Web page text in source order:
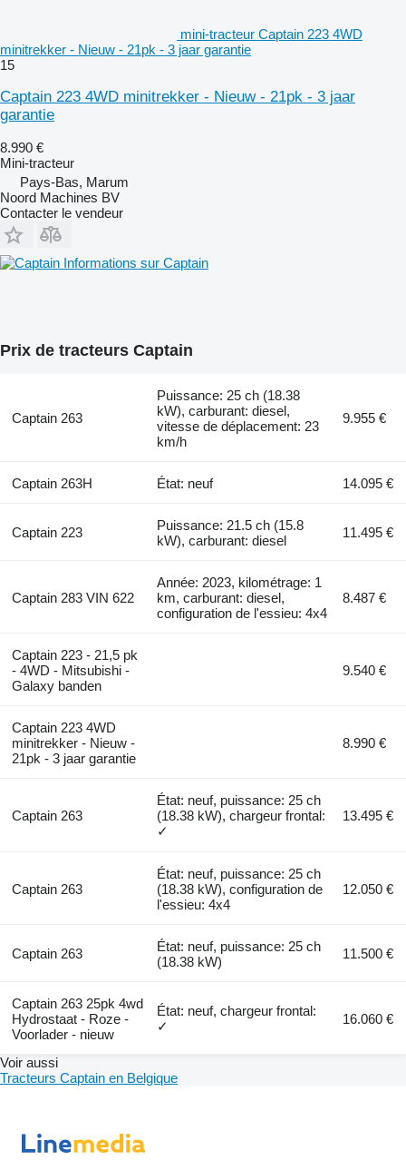
mini-tracteur Captain 223 4WD
minitrekker - Nieuw - 21pk - 3 jaar garantie
15
Captain 223 4WD minitrekker - Nieuw - 21pk - 3 jaar
garantie
8.990 €
Mini-tracteur
Pays-Bas, Marum
Noord Machines BV
Contacter le vendeur
Informations sur Captain
Prix de tracteurs Captain
Captain 263
Puissance: 25 ch (18.38
kW), carburant: diesel,
vitesse de déplacement: 23
km/h
9.955 €
Captain 263H État: neuf 14.095 €
Captain 223
Puissance: 21.5 ch (15.8
kW), carburant: diesel
11.495 €
Captain 283 VIN 622
Année: 2023, kilométrage: 1
km, carburant: diesel,
configuration de l'essieu: 4x4
8.487 €
Captain 223 - 21,5 pk
- 4WD - Mitsubishi -
Galaxy banden
9.540 €
Captain 223 4WD
minitrekker - Nieuw -
21pk - 3 jaar garantie
8.990 €
Captain 263
État: neuf, puissance: 25 ch
(18.38 kW), chargeur frontal:
✓
13.495 €
Captain 263
État: neuf, puissance: 25 ch
(18.38 kW), configuration de
l'essieu: 4x4
12.050 €
Captain 263
État: neuf, puissance: 25 ch
(18.38 kW)
11.500 €
Captain 263 25pk 4wd
Hydrostaat - Roze -
Voorlader - nieuw
État: neuf, chargeur frontal:
✓
16.060 €
Voir aussi
Tracteurs Captain en Belgique